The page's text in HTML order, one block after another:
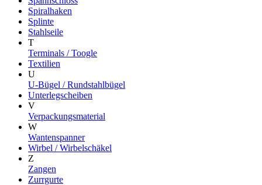
Spiralhaken
Splinte
Stahlseile
T
Terminals / Toogle
Textilien
U
U-Bügel / Rundstahlbügel
Unterlegscheiben
V
Verpackungsmaterial
W
Wantenspanner
Wirbel / Wirbelschäkel
Z
Zangen
Zurrgurte